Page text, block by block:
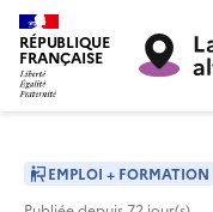
RÉPUBLIQUE
FRANÇAISE
EMPLOI + FORMATION